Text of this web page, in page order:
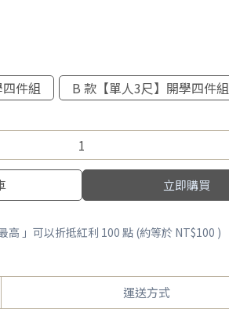
件組
B 款【單人3尺】開學四件組
立即購買
高 」可以折抵紅利 100 點 (約等於 NT$100 )
運送方式